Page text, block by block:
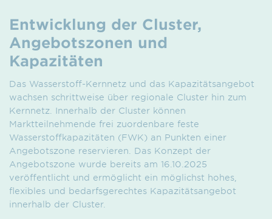
Entwicklung der Cluster,
Angebotszonen und
Kapazitäten
Das Wasserstoff-Kernnetz und das Kapazitätsangebot
wachsen schrittweise über regionale Cluster hin zum
Kernnetz. Innerhalb der Cluster können
Marktteilnehmende frei zuordenbare feste
Wasserstoffkapazitäten (FWK) an Punkten einer
Angebotszone reservieren. Das Konzept der
Angebotszone wurde bereits am 16.10.2025
veröffentlicht und ermöglicht ein möglichst hohes,
flexibles und bedarfsgerechtes Kapazitätsangebot
innerhalb der Cluster.